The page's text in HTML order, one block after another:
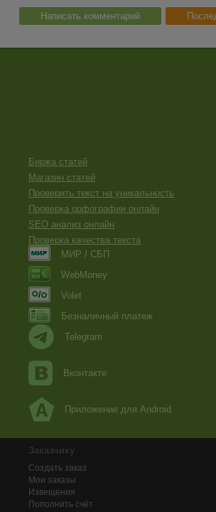
Написать комментарий
Биржа статей
Магазин статей
Проверить текст на уникальность
Проверка орфографии онлайн
SEO анализ онлайн
Проверка качества текста
МИР / СБП
WebMoney
Volet
Безналичный платеж
Telegram
Вконтакте
Приложение для Android
Заказчику
Создать заказ
Мои заказы
Извещения
Пополнить счёт